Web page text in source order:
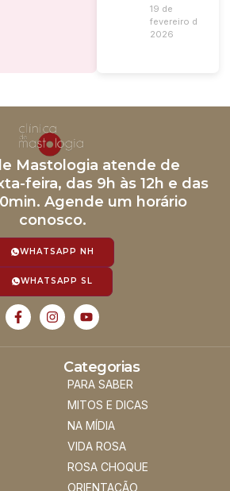
19 de
fevereiro de
2026
Mastologia atende de
feira, das 9h às 12h e das
Agende um horário
conosco.
WHATSAPP NH
WHATSAPP SL
Categorias
PARA SABER
MITOS E DICAS
NA MÍDIA
VIDA ROSA
ROSA CHOQUE
ORIENTAÇÃO